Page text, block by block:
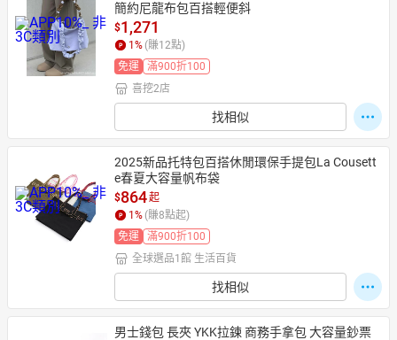
簡約尼龍布包百搭輕便斜
$1,271
1 % (賺12點)
免運
滿900折100
喜挖2店
找相似
2025新品托特包百搭休閒環保手提包La Cousett
e春夏大容量帆布袋
$864起
1 % (賺8點起)
免運
滿900折100
全球選品1館 生活百貨
找相似
男士錢包 長夾 YKK拉鍊 商務手拿包 大容量鈔票